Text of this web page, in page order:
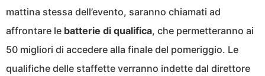
mattina stessa dell’evento, saranno chiamati ad
affrontare le batterie di qualifica, che permetteranno ai
50 migliori di accedere alla finale del pomeriggio. Le
qualifiche delle staffette verranno indette dal direttore